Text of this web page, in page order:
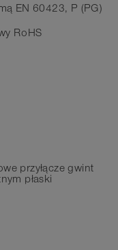
EN 60423, P (PG)
RoHS
przyłącze gwint
płaski